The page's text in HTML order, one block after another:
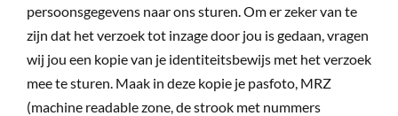
persoonsgegevens naar ons sturen. Om er zeker van te
zijn dat het verzoek tot inzage door jou is gedaan, vragen
wij jou een kopie van je identiteitsbewijs met het verzoek
mee te sturen. Maak in deze kopie je pasfoto, MRZ
(machine readable zone, de strook met nummers